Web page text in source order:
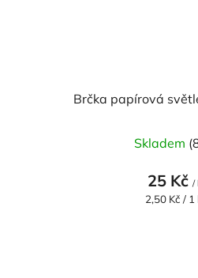
Brčka papírová
Skladem
25 Kč /
Měrná
2,50 Kč / 1